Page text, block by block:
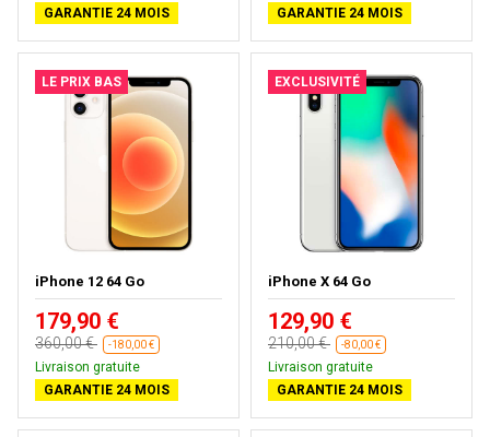
GARANTIE 24 MOIS
GARANTIE 24 MOIS
LE PRIX BAS
iPhone 12 64 Go
179,90 €
360,00 € -180,00 €
Livraison gratuite
GARANTIE 24 MOIS
EXCLUSIVITÉ
iPhone X 64 Go
129,90 €
210,00 € -80,00 €
Livraison gratuite
GARANTIE 24 MOIS